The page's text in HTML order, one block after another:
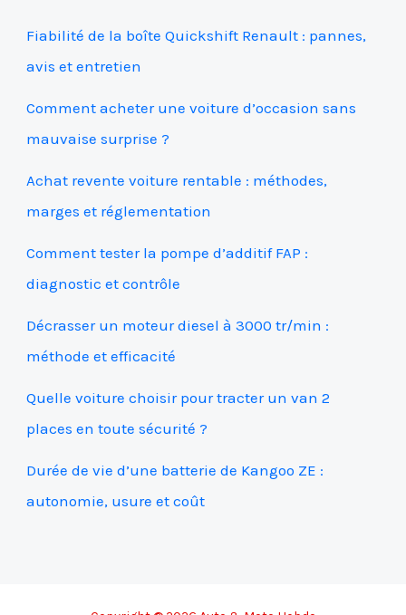
Fiabilité de la boîte Quickshift Renault : pannes,
avis et entretien
Comment acheter une voiture d’occasion sans
mauvaise surprise ?
Achat revente voiture rentable : méthodes,
marges et réglementation
Comment tester la pompe d’additif FAP :
diagnostic et contrôle
Décrasser un moteur diesel à 3000 tr/min :
méthode et efficacité
Quelle voiture choisir pour tracter un van 2
places en toute sécurité ?
Durée de vie d’une batterie de Kangoo ZE :
autonomie, usure et coût